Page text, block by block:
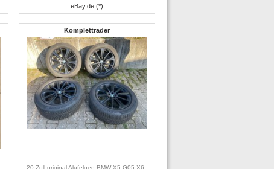
eBay.de (*)
Kompletträder